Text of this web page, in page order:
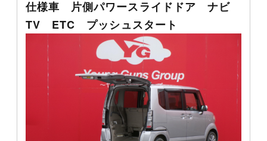
仕様車 片側パワースライドドア ナビ
TV ETC プッシュスタート